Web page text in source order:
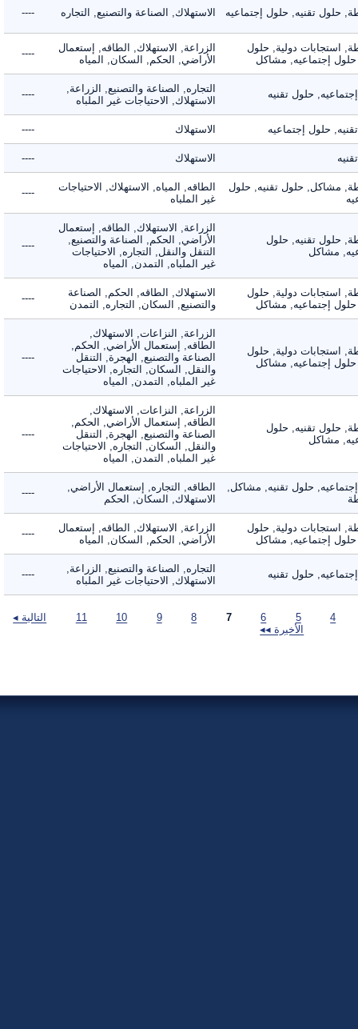
حلول تقنيه, حلول إجتماعيه الاستهلاك, الصناعة والتصنيع, التجاره ----
استجابات دولية, حلول
إجتماعيه, مشاكل
الزراعة, الاستهلاك, الطاقه, إستعمال
الأراضي, الحكم, السكان, المياه
----
حلول تقنيه
التجاره, الصناعة والتصنيع, الزراعة,
الاستهلاك, الاحتياجات غير الملباه
----
حلول إجتماعيه الاستهلاك ----
الاستهلاك ----
مشاكل, حلول تقنيه, حلول
الطاقه, المياه, الاستهلاك, الاحتياجات
غير الملباه
----
حلول تقنيه, حلول
مشاكل
الزراعة, الاستهلاك, الطاقه, إستعمال
الأراضي, الحكم, الصناعة والتصنيع,
التنقل والنقل, التجاره, الاحتياجات
غير الملباه, التمدن, المياه
----
استجابات دولية, حلول
إجتماعيه, مشاكل
الاستهلاك, الطاقه, الحكم, الصناعة
والتصنيع, السكان, التجاره, التمدن
----
استجابات دولية, حلول
إجتماعيه, مشاكل
الزراعة, النزاعات, الاستهلاك,
الطاقه, إستعمال الأراضي, الحكم,
الصناعة والتصنيع, الهجرة, التنقل
والنقل, السكان, التجاره, الاحتياجات
غير الملباه, التمدن, المياه
----
حلول تقنيه, حلول
مشاكل
الزراعة, النزاعات, الاستهلاك,
الطاقه, إستعمال الأراضي, الحكم,
الصناعة والتصنيع, الهجرة, التنقل
والنقل, السكان, التجاره, الاحتياجات
غير الملباه, التمدن, المياه
----
حلول تقنيه, مشاكل,
الطاقه, التجاره, إستعمال الأراضي,
الاستهلاك, السكان, الحكم
----
استجابات دولية, حلول
إجتماعيه, مشاكل
الزراعة, الاستهلاك, الطاقه, إستعمال
الأراضي, الحكم, السكان, المياه
----
حلول تقنيه
التجاره, الصناعة والتصنيع, الزراعة,
الاستهلاك, الاحتياجات غير الملباه
----
التالية ◂
الأخيرة ◂◂